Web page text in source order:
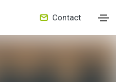
Contact